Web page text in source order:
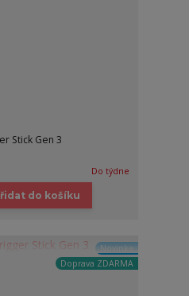
Stick Gen 3
Do týdne
do košíku
Novinka
Doprava ZDARMA